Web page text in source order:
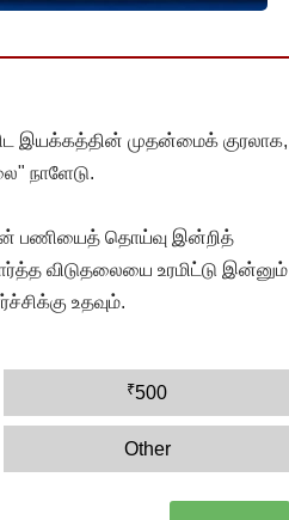
இயக்கத்தின் முதன்மைக் குரலாக,
நாளேடு.
தன் பணியைத் தொய்வு இன்றித்
விடுதலையை உரமிட்டு இன்னும்
உதவும்.
₹500
Other